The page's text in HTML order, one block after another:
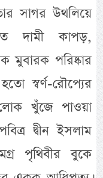
সাগর উথলিয়ে
দামী কাপড়,
মুবারক পরিষ্কার
স্বর্ণ-রৌপ্যের
খুঁজে পাওয়া
দ্বীন ইসলাম
পৃথিবীর বুকে